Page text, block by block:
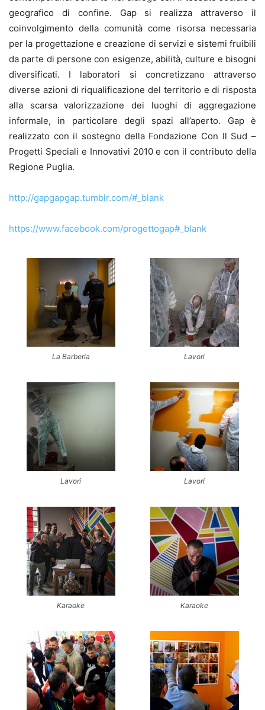
geografico di confine. Gap si realizza attraverso il
coinvolgimento della comunità come risorsa necessaria
per la progettazione e creazione di servizi e sistemi fruibili
da parte di persone con esigenze, abilità, culture e bisogni
diversificati. I laboratori si concretizzano attraverso
diverse azioni di riqualificazione del territorio e di risposta
alla scarsa valorizzazione dei luoghi di aggregazione
informale, in particolare degli spazi all’aperto. Gap è
realizzato con il sostegno della Fondazione Con Il Sud –
Progetti Speciali e Innovativi 2010 e con il contributo della
Regione Puglia.
http://gapgapgap.tumblr.com/#_blank
https://www.facebook.com/progettogap#_blank
La Barberia Lavori
Lavori Lavori
Karaoke Karaoke